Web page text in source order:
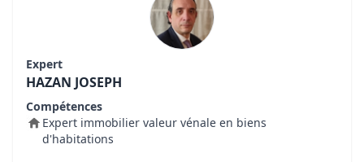
Expert
HAZAN JOSEPH
Compétences
Expert immobilier valeur vénale en biens
d'habitations